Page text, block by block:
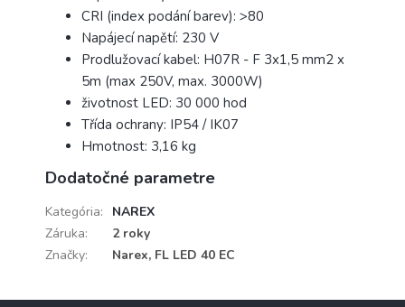
CRI (index podání barev): >80
Napájecí napětí: 230 V
Prodlužovací kabel: H07R - F 3x1,5 mm2 x
5m (max 250V, max. 3000W)
životnost LED: 30 000 hod
Třída ochrany: IP54 / IK07
Hmotnost: 3,16 kg
Dodatočné parametre
Kategória:
NAREX
Záruka:
2 roky
Značky: Narex, FL LED 40 EC